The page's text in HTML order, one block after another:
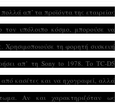
απ’ τα προϊόντα της εταιρείας
τον υπόλοιπο κόσμο, μπορούσε να
Χρησιμοποιούσε τη φορητή συσκευή
απ’ τη Sony to 1978. Το TC-D5
από κασέτες και να ηχογραφεί, αλλά
Αν και χαρακτηριζόταν ως